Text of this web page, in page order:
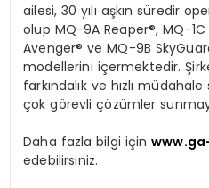
ailesi, 30 yılı aşkın süredir
olup MQ-9A Reaper®, MQ-
Avenger® ve MQ-9B
modellerini içermektedir.
farkındalık ve hızlı
çok görevli çözümler
Daha fazla bilgi için
edebilirsiniz.